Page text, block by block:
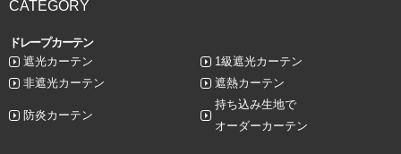
CATEGORY
ドレープカーテン
遮光カーテン
1級遮光カーテン
非遮光カーテン
遮熱カーテン
防炎カーテン
持ち込み生地で
オーダーカーテン